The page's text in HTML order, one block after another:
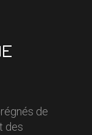
de
des